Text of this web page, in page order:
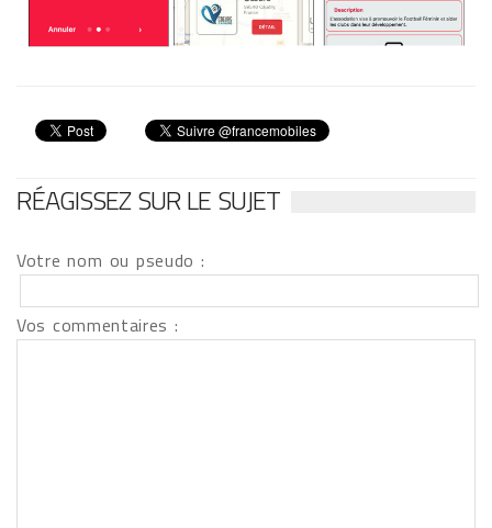
RÉAGISSEZ SUR LE SUJET
Votre nom ou pseudo :
Vos commentaires :